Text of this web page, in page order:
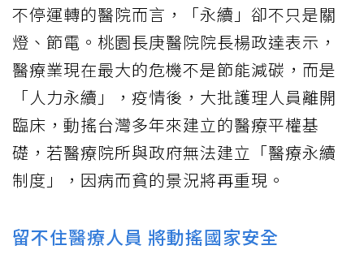
不停運轉的醫院而言，「永續」卻不只是關
燈、節電。桃園長庚醫院院長楊政達表示，
醫療業現在最大的危機不是節能減碳，而是
「人力永續」，疫情後，大批護理人員離開
臨床，動搖台灣多年來建立的醫療平權基
礎，若醫療院所與政府無法建立「醫療永續
制度」，因病而貧的景況將再重現。
留不住醫療人員 將動搖國家安全